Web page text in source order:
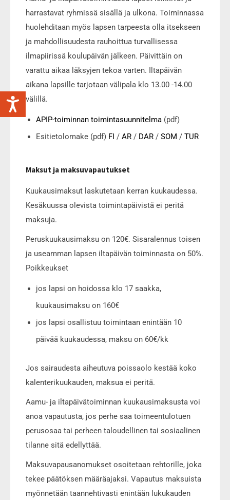
harrastavat ryhmissä sisällä ja ulkona. Toiminnassa
huolehditaan myös lapsen tarpeesta olla itsekseen
ja mahdollisuudesta rauhoittua turvallisessa
ilmapiirissä koulupäivän jälkeen. Päivittäin on
varattu aikaa läksyjen tekoa varten. Iltapäivän
aikana lapsille tarjotaan välipala klo 13.00 -14.00
välillä.
APIP-toiminnan toimintasuunnitelma (pdf)
Esitietolomake (pdf) FI / AR / DAR / SOM / TUR
Maksut ja maksuvapautukset
Kuukausimaksut laskutetaan kerran kuukaudessa.
Kesäkuussa olevista toimintapäivistä ei peritä
maksuja.
Peruskuukausimaksu on 120€. Sisaralennus toisen
ja useamman lapsen iltapäivän toiminnasta on 50%.
Poikkeukset
jos lapsi on hoidossa klo 17 saakka,
kuukausimaksu on 160€
jos lapsi osallistuu toimintaan enintään 10
päivää kuukaudessa, maksu on 60€/kk
Jos sairaudesta aiheutuva poissaolo kestää koko
kalenterikuukauden, maksua ei peritä.
Aamu- ja iltapäivätoiminnan kuukausimaksusta voi
anoa vapautusta, jos perhe saa toimeentulotuen
perusosaa tai perheen taloudellinen tai sosiaalinen
tilanne sitä edellyttää.
Maksuvapausanomukset osoitetaan rehtorille, joka
tekee päätöksen määräajaksi. Vapautus maksuista
myönnetään taannehtivasti enintään lukukauden